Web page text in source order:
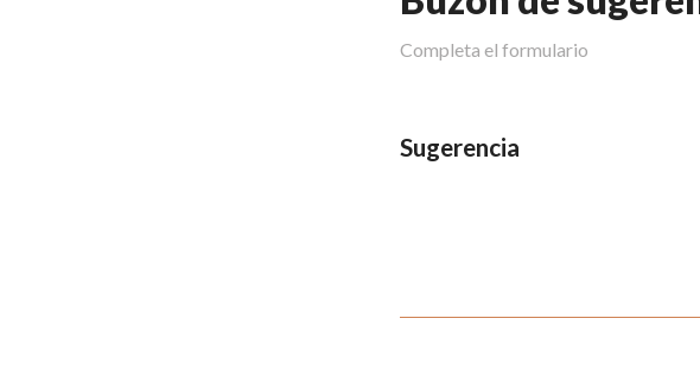
Completa el formulario
Sugerencia